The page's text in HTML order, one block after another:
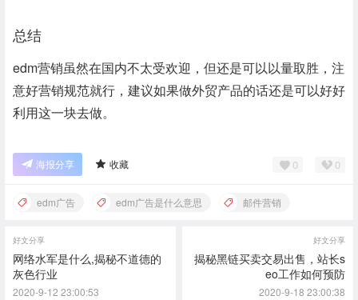
总结
edm营销虽然在国内不太受欢迎，但还是可以以量取胜，注
意好营销规范就行， 建议如果做外贸产品的话还是可以好好
利用这一块去做。
海报分享 收藏 0 0
edm广告 edm广告是什么意思 邮件营销
好文分享
网络水军是什么,揭秘不道德的
灰色行业
2020-9-12 23:00:53
好文分享
揭秘黑链买卖交易出售，站长s
eo工作如何预防
2020-9-18 23:00:38